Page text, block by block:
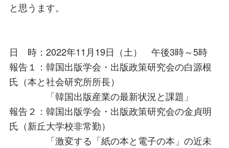
と思うます。
日 時：2022年11月19日（土） 午後3時～5時
報告１：韓国出版学会・出版政策研究会の白源根
氏（本と社会研究所所長）
「韓国出版産業の最新状況と課題」
報告２：韓国出版学会・出版政策研究会の金貞明
氏（新丘大学校非常勤）
「激変する「紙の本と電子の本」の近未